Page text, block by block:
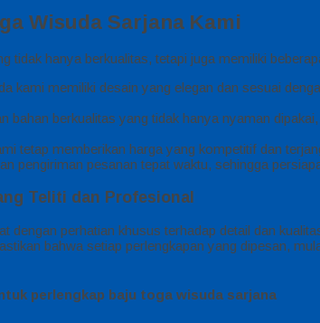
Wisuda Sarjana Kami
tidak hanya berkualitas, tetapi juga memiliki
kami memiliki desain yang elegan dan sesuai
bahan berkualitas yang tidak hanya nyaman
tetap memberikan harga yang kompetitif dan
pengiriman pesanan tepat waktu, sehingga
Teliti dan Profesional
dengan perhatian khusus terhadap detail dan
bahwa setiap perlengkapan yang dipesan,
perlengkap baju toga wisuda sarjana